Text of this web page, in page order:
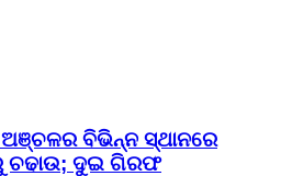
ଅଞ୍ଚଳର ବିଭିନ୍ନ ସ୍ଥାନରେ
ଚଢାଉ; ଦୁଇ ଗିରଫ